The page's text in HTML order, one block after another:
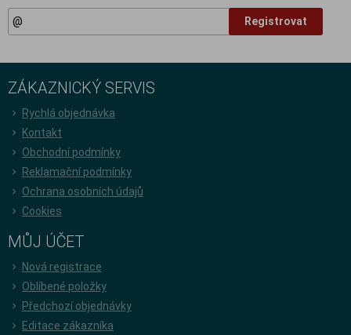
Registrovat
ZÁKAZNICKÝ SERVIS
Rychlá objednávka
Kontakt
Obchodní podmínky
Reklamační podmínky
Ochrana osobních údajů
Cookies
MŮJ ÚČET
Nová registrace
Oblíbené položky
Předchozí objednávky
Editace zákazníka